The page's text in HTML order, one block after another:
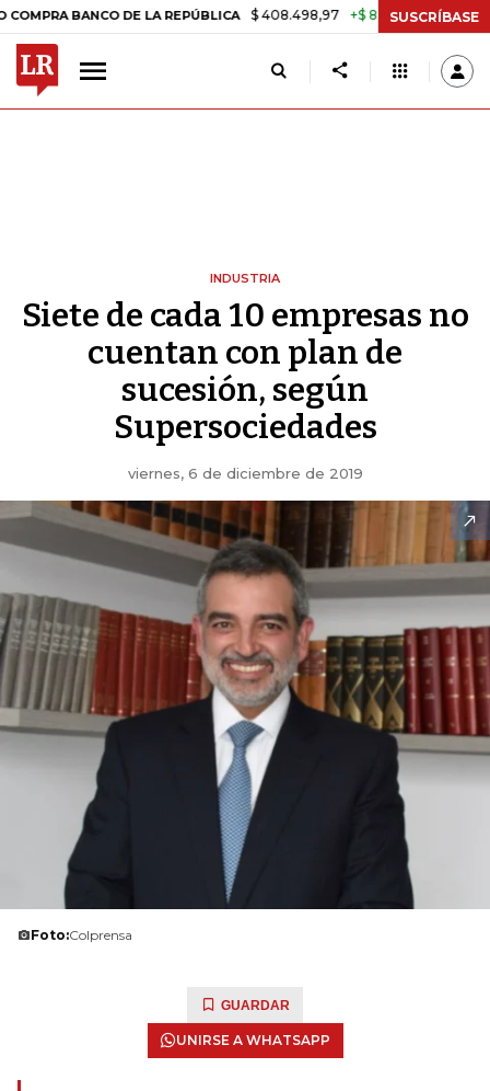
DE LA REPÚBLICA $ 408.498,97 +$ 8.753,81 +2,19% TASA
SUSCRÍBASE
INDUSTRIA
Siete de cada 10 empresas no
cuentan con plan de
sucesión, según
Supersociedades
viernes, 6 de diciembre de 2019
Foto:Colprensa
GUARDAR
UNIRSE A WHATSAPP